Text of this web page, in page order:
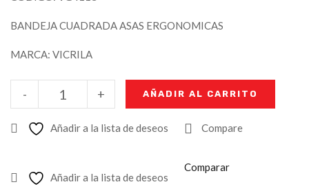
BANDEJA CUADRADA ASAS ERGONOMICAS
MARCA: VICRILA
+
- AÑADIR AL CARRITO
Añadir a la lista de deseos Compare
Añadir a la lista de deseos
Comparar